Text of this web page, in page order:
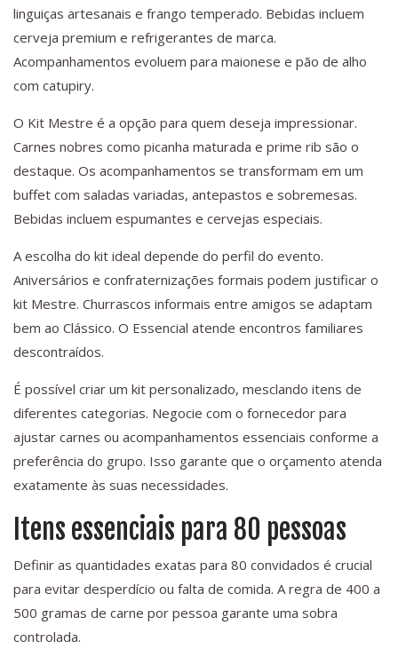
linguiças artesanais e frango temperado. Bebidas incluem
cerveja premium e refrigerantes de marca.
Acompanhamentos evoluem para maionese e pão de alho
com catupiry.
O Kit Mestre é a opção para quem deseja impressionar.
Carnes nobres como picanha maturada e prime rib são o
destaque. Os acompanhamentos se transformam em um
buffet com saladas variadas, antepastos e sobremesas.
Bebidas incluem espumantes e cervejas especiais.
A escolha do kit ideal depende do perfil do evento.
Aniversários e confraternizações formais podem justificar o
kit Mestre. Churrascos informais entre amigos se adaptam
bem ao Clássico. O Essencial atende encontros familiares
descontraídos.
É possível criar um kit personalizado, mesclando itens de
diferentes categorias. Negocie com o fornecedor para
ajustar carnes ou acompanhamentos essenciais conforme a
preferência do grupo. Isso garante que o orçamento atenda
exatamente às suas necessidades.
Itens essenciais para 80 pessoas
Definir as quantidades exatas para 80 convidados é crucial
para evitar desperdício ou falta de comida. A regra de 400 a
500 gramas de carne por pessoa garante uma sobra
controlada.